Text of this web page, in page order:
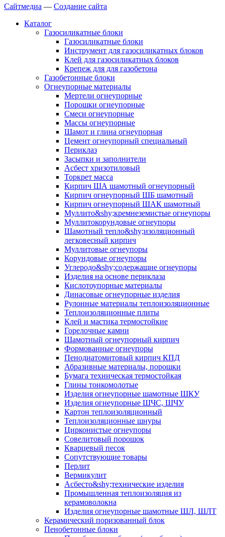
Сайтмедиа — Создание сайта
Каталог
Газосиликатные блоки
Газосиликатные блоки
Инструмент для газосиликатных блоков
Клей для газосиликатных блоков
Крепеж для для газобетона
Газобетонные блоки
Огнеупорные материалы
Мертели огнеупорные
Порошки огнеупорные
Смеси огнеупорные
Массы огнеупорные
Шамот и глина огнеупорная
Цемент огнеупорный специальный
Периклаз
Засыпки и заполнители
Асбест хризотиловый
Торкрет масса
Кирпич ША шамотный огнеупорный
Кирпич огнеупорный ШБ шамотный
Кирпич огнеупорный ШАК шамотный
Муллито&shy;­кремнеземистые огнеупоры
Муллито­корундовые огнеупоры
Шамотный тепло&shy;изоляционный
легковесный кирпич
Муллитовые огнеупоры
Корундовые огнеупоры
Углеродо&shy;содержащие огнеупоры
Изделия на основе периклаза
Кислотоупорные материалы
Динасовые огнеупорные изделия
Рулонные материалы теплоизоляционные
Тепло­изоляционные плиты
Клей и мастика термостойкие
Горелочные камни
Шамотный огнеупорный кирпич
Формованные огнеупоры
Пенодиатомитовый кирпич КПД
Абразивные материалы, порошки
Бумага техническая термостойкая
Глины тонкомолотые
Изделия огнеупорные шамотные ШКУ
Изделия огнеупорные ШЧС, ШЧУ
Картон теплоизоляционный
Теплоизоляционные шнуры
Цирконистые огнеупоры
Совелитовый порошок
Кварцевый песок
Сопутствующие товары
Перлит
Вермикулит
Асбесто&shy;технические изделия
Промышленная теплоизоляция из
керамоволокна
Изделия огнеупорные шамотные ШЛ, ШЛТ
Керамический поризованный блок
Пенобетонные блоки